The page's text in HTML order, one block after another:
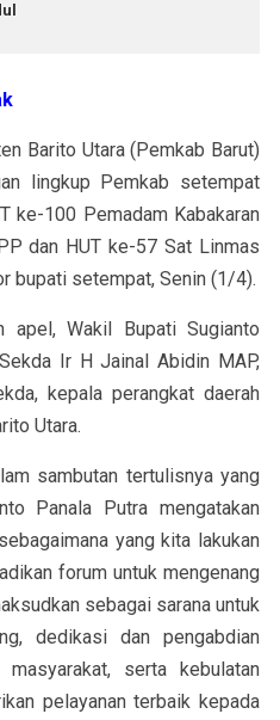
Utara (Pemkab Barut)
lingkup Pemkab setempat
ke-100 Pemadam Kabakaran
dan HUT ke-57 Sat Linmas
bupati setempat, Senin (1/4).
apel, Wakil Bupati Sugianto
Ir H Jainal Abidin MAP,
kepala perangkat daerah
Utara.
sambutan tertulisnya yang
Panala Putra mengatakan
yang kita lakukan
forum untuk mengenang
sebagai sarana untuk
dedikasi dan pengabdian
serta kebulatan
pelayanan terbaik kepada